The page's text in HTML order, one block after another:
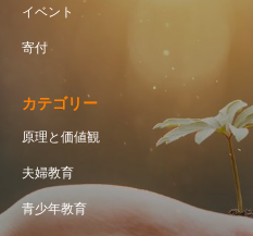
イベント
寄付
カテゴリー
原理と価値観
夫婦教育
青少年教育